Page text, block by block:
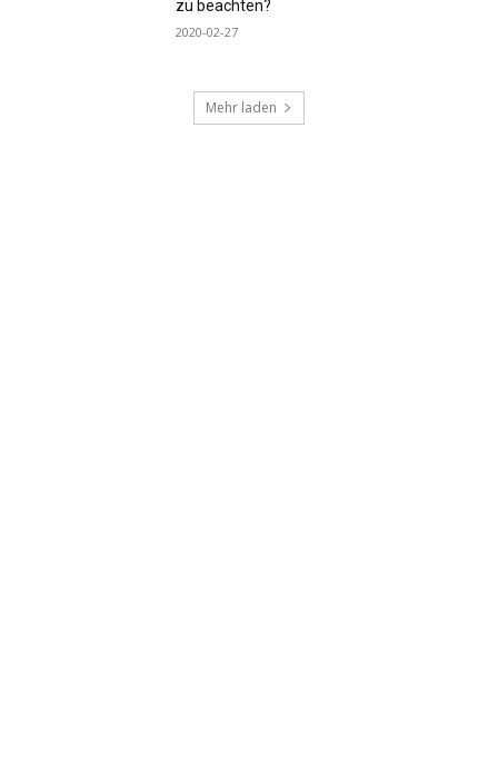
zu beachten?
2020-02-27
Mehr laden